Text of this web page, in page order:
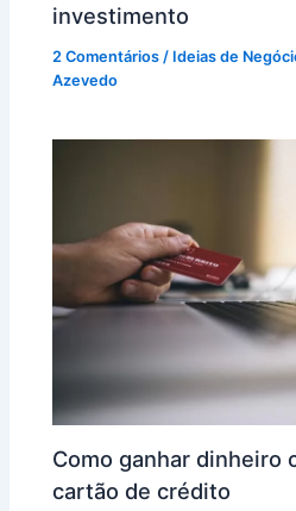
investimento
2 Comentários / Ideias de
Azevedo
Como ganhar dinheiro
cartão de crédito